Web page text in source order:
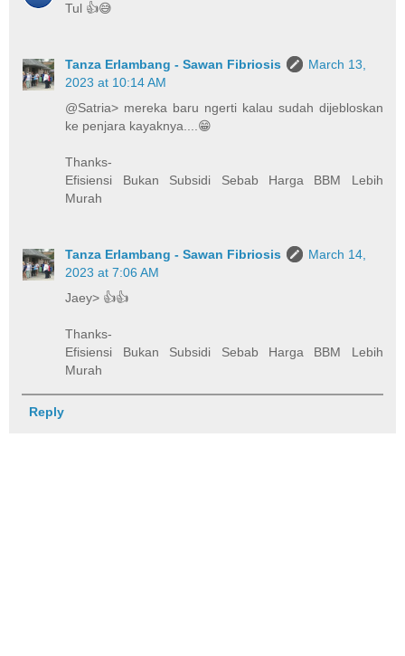
Tul 👍😅
Tanza Erlambang - Sawan Fibriosis
March 13,
2023 at 10:14 AM
@Satria> mereka baru ngerti kalau sudah dijebloskan
ke penjara kayaknya....😁
Thanks-
Efisiensi Bukan Subsidi Sebab Harga BBM Lebih
Murah
Tanza Erlambang - Sawan Fibriosis
March 14,
2023 at 7:06 AM
Jaey> 👍👍
Thanks-
Efisiensi Bukan Subsidi Sebab Harga BBM Lebih
Murah
Reply